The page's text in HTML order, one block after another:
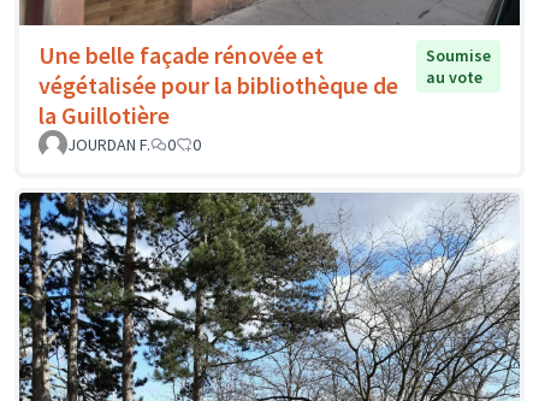
Une belle façade rénovée et
végétalisée pour la bibliothèque de
la Guillotière
Soumise
au vote
JOURDAN F. 0 0